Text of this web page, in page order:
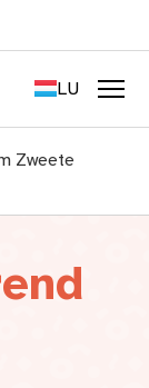
LU
DE
Zweete